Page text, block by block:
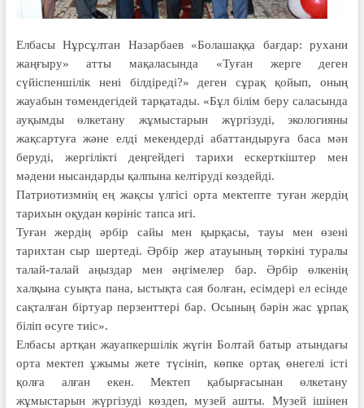
Елбасы Нұрсұлтан Назарбаев «Болашаққа бағдар: рухани
жаңғыру» атты мақаласында «Туған жерге деген
сүйіспеншілік нені білдіреді?» деген сұрақ қойып, оның
жауабын төмендегідей тарқатады. «Бұл білім беру саласында
ауқымды өлкетану жұмыстарын жүргізуді, экологияны
жақсартуға және елді мекендерді абат­тандыруға баса мән
беруді, жергілікті деңгейдегі тарихи ескерт­кіштер мен
мәдени нысандарды қалпына келтіруді көздейді.
Патриотизмнің ең жақсы үлгісі орта мектепте туған жердің
тарихын оқудан көрініс тапса игі.
Туған жердің әрбір сайы мен қыр­қасы, тауы мен өзені
тарихтан сыр шертеді. Әрбір жер атауының төркіні туралы
талай-талай аңыздар мен әңгімелер бар. Әрбір өлкенің
халқына суықта пана, ыстықта сая болған, есімдері ел есінде
сақталған біртуар перзенттері бар. Осының бәрін жас ұрпақ
біліп өсуге тиіс».
Елбасы артқан жауапкершілік жүгін Болтай батыр атындағы
орта мектеп ұжымы жете түсініп, көпке ортақ өнегелі істі
қолға алған екен. Мектеп қабырғасынан өлкетану
жұмыстарын жүргізуді көздеп, музей ашты. Музей ішінен